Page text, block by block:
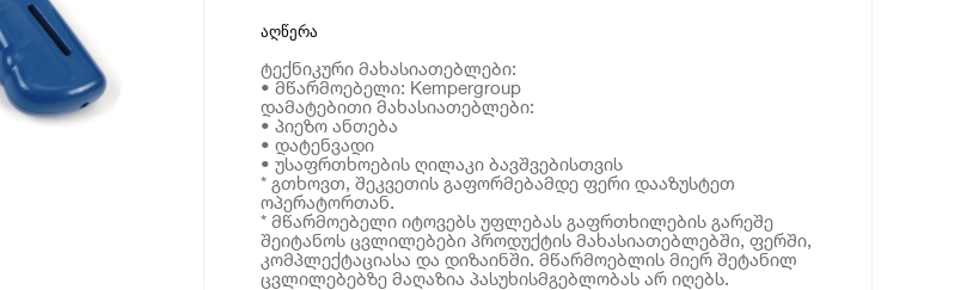
აღწერა
ტექნიკური მახასიათებლები:
• მწარმოებელი: Kempergroup
დამატებითი მახასიათებლები:
• პიეზო ანთება
• დატენვადი
• უსაფრთხოების ღილაკი ბავშვებისთვის
* გთხოვთ, შეკვეთის გაფორმებამდე ფერი დააზუსტეთ
ოპერატორთან.
* მწარმოებელი იტოვებს უფლებას გაფრთხილების გარეშე
შეიტანოს ცვლილებები პროდუქტის მახასიათებლებში, ფერში,
კომპლექტაციასა და დიზაინში. მწარმოებლის მიერ შეტანილ
ცვლილებებზე მაღაზია პასუხისმგებლობას არ იღებს.